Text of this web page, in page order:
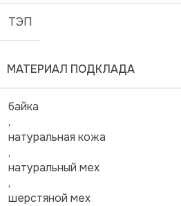
ТЭП
МАТЕРИАЛ ПОДКЛАДА
байка
,
натуральная кожа
,
натуральный мех
,
шерстяной мех